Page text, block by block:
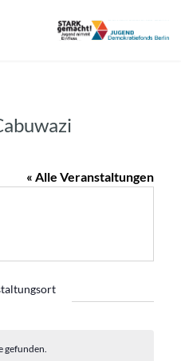
« Alle Veranstaltungen
gefunden.